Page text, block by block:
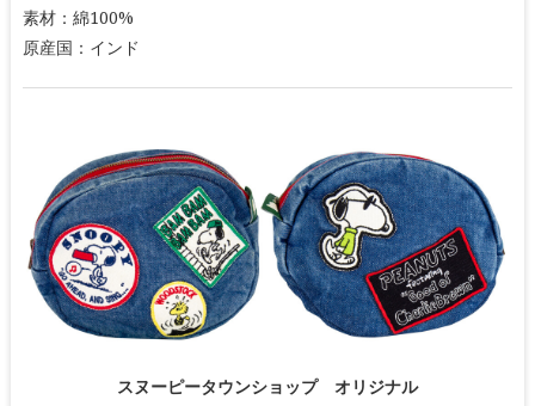
素材：綿100%
原産国：インド
スヌーピータウンショップ オリジナル